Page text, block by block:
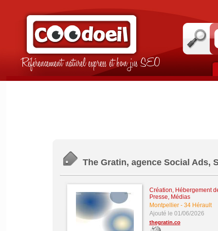
Référencement naturel express et bon jus SEO
The Gratin, agence Social Ads,
Création, Hébergement
Presse, Médias
Montpellier- 34 Hérault
Ajouté le 01/06/2026
thegratin.co